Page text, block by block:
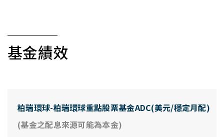
基金績效
柏瑞環球-柏瑞環球重點股票基金ADC(美元/穩定月配)
(基金之配息來源可能為本金)